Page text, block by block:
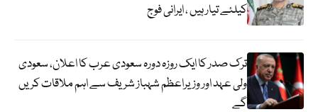
کیلئے تیار ہیں ، ایرانی فوج
ترک صدر کا ایک روزہ دورہ سعودی عرب کا اعلان، سعودی
ولی عہد اور وزیراعظم شہباز شریف سے اہم ملاقات کریں
گے